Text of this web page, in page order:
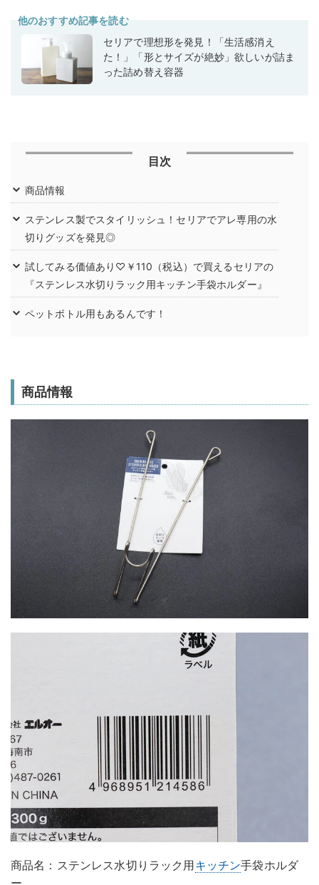
他のおすすめ記事を読む
セリアで理想形を発見！「生活感消え
た！」「形とサイズが絶妙」欲しいが詰ま
った詰め替え容器
目次
商品情報
ステンレス製でスタイリッシュ！セリアでアレ専用の水
切りグッズを発見◎
試してみる価値あり♡￥110（税込）で買えるセリアの
『ステンレス水切りラック用キッチン手袋ホルダー』
ペットボトル用もあるんです！
商品情報
商品名：ステンレス水切りラック用キッチン手袋ホルダ